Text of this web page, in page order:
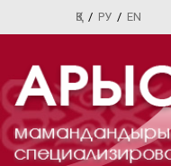
ҚЗ/ РУ / EN